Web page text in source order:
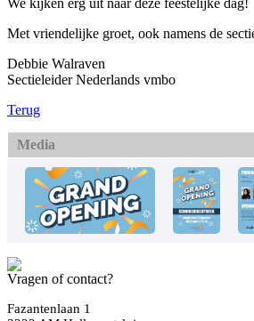
Met vriendelijke groet, ook namens de
Debbie Walraven
Sectieleider Nederlands vmbo
Terug
Media
Vragen of contact?
Fazantenlaan 1